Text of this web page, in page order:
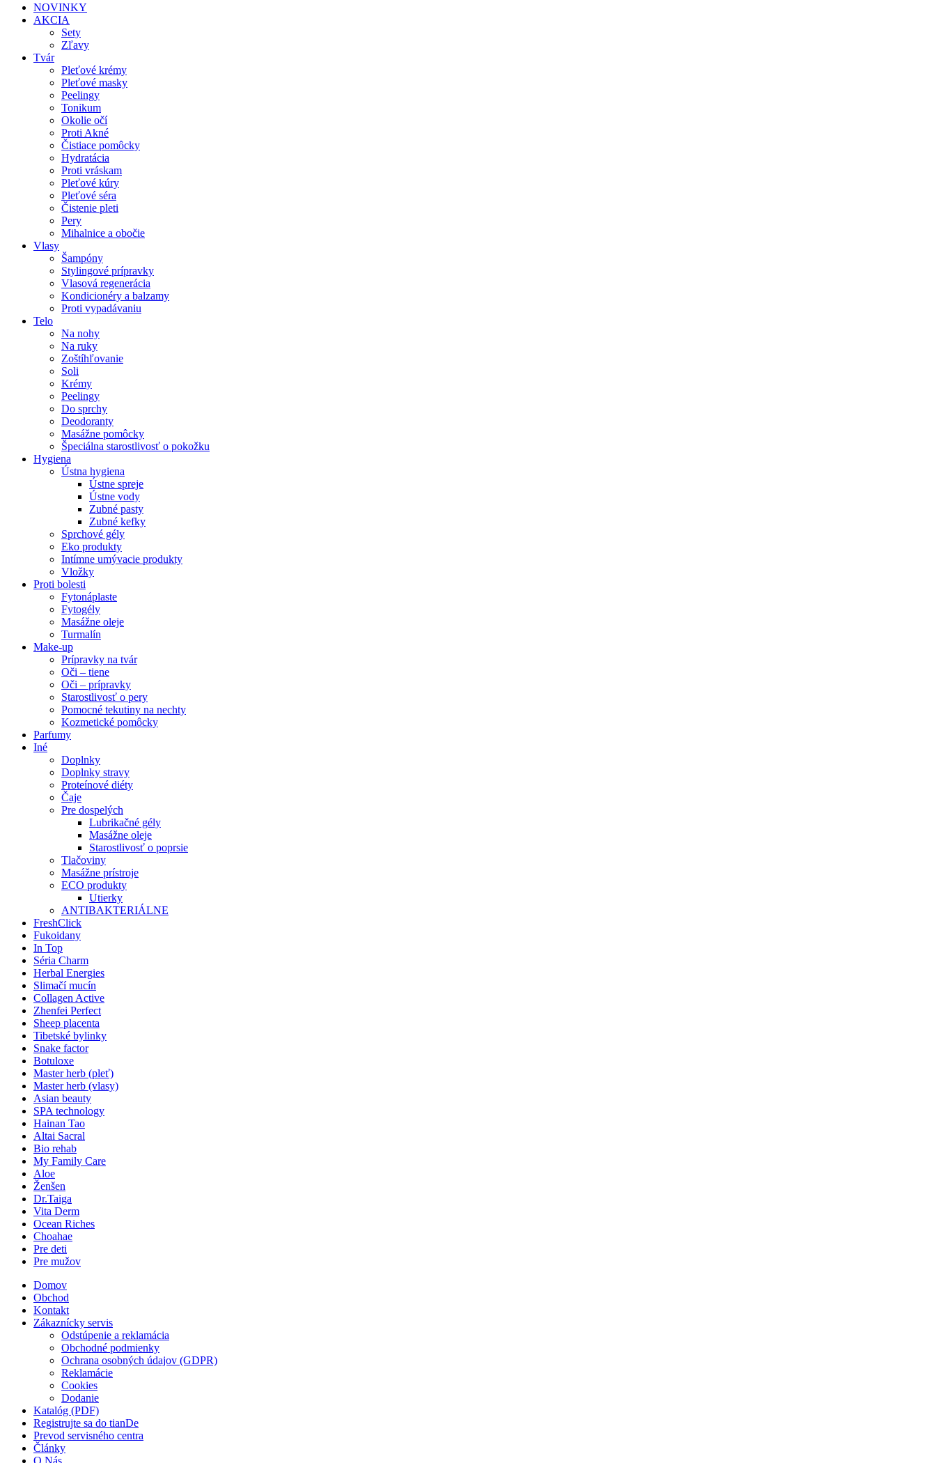
NOVINKY
AKCIA
Sety
Zľavy
Tvár
Pleťové krémy
Pleťové masky
Peelingy
Tonikum
Okolie očí
Proti Akné
Čistiace pomôcky
Hydratácia
Proti vráskam
Pleťové kúry
Pleťové séra
Čistenie pleti
Pery
Mihalnice a obočie
Vlasy
Šampóny
Stylingové prípravky
Vlasová regenerácia
Kondicionéry a balzamy
Proti vypadávaniu
Telo
Na nohy
Na ruky
Zoštíhľovanie
Soli
Krémy
Peelingy
Do sprchy
Deodoranty
Masážne pomôcky
Špeciálna starostlivosť o pokožku
Hygiena
Ústna hygiena
Ústne spreje
Ústne vody
Zubné pasty
Zubné kefky
Sprchové gély
Eko produkty
Intímne umývacie produkty
Vložky
Proti bolesti
Fytonáplaste
Fytogély
Masážne oleje
Turmalín
Make-up
Prípravky na tvár
Oči – tiene
Oči – prípravky
Starostlivosť o pery
Pomocné tekutiny na nechty
Kozmetické pomôcky
Parfumy
Iné
Doplnky
Doplnky stravy
Proteínové diéty
Čaje
Pre dospelých
Lubrikačné gély
Masážne oleje
Starostlivosť o poprsie
Tlačoviny
Masážne prístroje
ECO produkty
Utierky
ANTIBAKTERIÁLNE
FreshClick
Fukoidany
In Top
Séria Charm
Herbal Energies
Slimačí mucín
Collagen Active
Zhenfei Perfect
Sheep placenta
Tibetské bylinky
Snake factor
Botuloxe
Master herb (pleť)
Master herb (vlasy)
Asian beauty
SPA technology
Hainan Tao
Altai Sacral
Bio rehab
My Family Care
Aloe
Ženšen
Dr.Taiga
Vita Derm
Ocean Riches
Choahae
Pre deti
Pre mužov
Domov
Obchod
Kontakt
Zákaznícky servis
Odstúpenie a reklamácia
Obchodné podmienky
Ochrana osobných údajov (GDPR)
Reklamácie
Cookies
Dodanie
Katalóg (PDF)
Registrujte sa do tianDe
Prevod servisného centra
Články
O Nás